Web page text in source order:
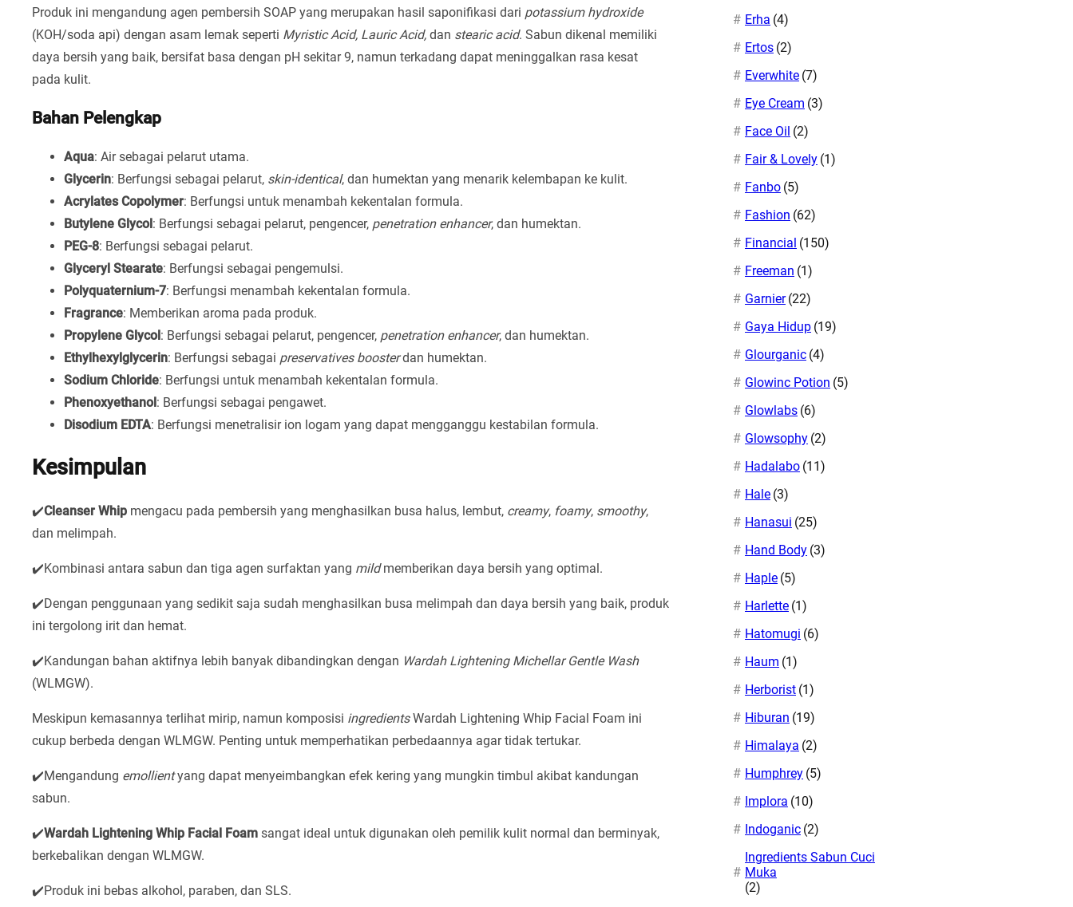
Produk ini mengandung agen pembersih SOAP yang merupakan hasil saponifikasi dari potassium hydroxide
(KOH/soda api) dengan asam lemak seperti Myristic Acid, Lauric Acid, dan stearic acid. Sabun dikenal memiliki
daya bersih yang baik, bersifat basa dengan pH sekitar 9, namun terkadang dapat meninggalkan rasa kesat
pada kulit.
Bahan Pelengkap
Aqua: Air sebagai pelarut utama.
Glycerin: Berfungsi sebagai pelarut, skin-identical, dan humektan yang menarik kelembapan ke kulit.
Acrylates Copolymer: Berfungsi untuk menambah kekentalan formula.
Butylene Glycol: Berfungsi sebagai pelarut, pengencer, penetration enhancer, dan humektan.
PEG-8: Berfungsi sebagai pelarut.
Glyceryl Stearate: Berfungsi sebagai pengemulsi.
Polyquaternium-7: Berfungsi menambah kekentalan formula.
Fragrance: Memberikan aroma pada produk.
Propylene Glycol: Berfungsi sebagai pelarut, pengencer, penetration enhancer, dan humektan.
Ethylhexylglycerin: Berfungsi sebagai preservatives boosterdan humektan.
Sodium Chloride: Berfungsi untuk menambah kekentalan formula.
Phenoxyethanol: Berfungsi sebagai pengawet.
Disodium EDTA: Berfungsi menetralisir ion logam yang dapat mengganggu kestabilan formula.
Kesimpulan
✔️Cleanser Whip mengacu pada pembersih yang menghasilkan busa halus, lembut, creamy, foamy, smoothy,
dan melimpah.
✔️Kombinasi antara sabun dan tiga agen surfaktan yang mildmemberikan daya bersih yang optimal.
✔️Dengan penggunaan yang sedikit saja sudah menghasilkan busa melimpah dan daya bersih yang baik, produk
ini tergolong irit dan hemat.
✔️Kandungan bahan aktifnya lebih banyak dibandingkan dengan Wardah Lightening Michellar Gentle Wash
(WLMGW).
Meskipun kemasannya terlihat mirip, namun komposisi ingredientsWardah Lightening Whip Facial Foam ini
cukup berbeda dengan WLMGW. Penting untuk memperhatikan perbedaannya agar tidak tertukar.
✔️Mengandung emollientyang dapat menyeimbangkan efek kering yang mungkin timbul akibat kandungan
sabun.
✔️Wardah Lightening Whip Facial Foam sangat ideal untuk digunakan oleh pemilik kulit normal dan berminyak,
berkebalikan dengan WLMGW.
✔️Produk ini bebas alkohol, paraben, dan SLS.
Erha (4)
Ertos (2)
Everwhite (7)
Eye Cream (3)
Face Oil (2)
Fair & Lovely (1)
Fanbo (5)
Fashion (62)
Financial (150)
Freeman (1)
Garnier (22)
Gaya Hidup (19)
Glourganic (4)
Glowinc Potion (5)
Glowlabs (6)
Glowsophy (2)
Hadalabo (11)
Hale (3)
Hanasui (25)
Hand Body (3)
Haple (5)
Harlette (1)
Hatomugi (6)
Haum (1)
Herborist (1)
Hiburan (19)
Himalaya (2)
Humphrey (5)
Implora (10)
Indoganic (2)
Ingredients Sabun Cuci
Muka
(2)